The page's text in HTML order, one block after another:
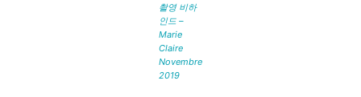
촬영 비하
인드 –
Marie
Claire
Novembre
2019